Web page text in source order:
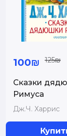
100₪ 125₪
Сказки
Римуса
Дж.Ч. Харрис